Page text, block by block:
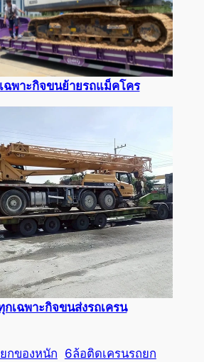
ฉพาะกิจขนย้ายรถแม็คโคร
กเฉพาะกิจขนส่งรถเครน
กของหนัก
6ล้อติดเครนรถยก